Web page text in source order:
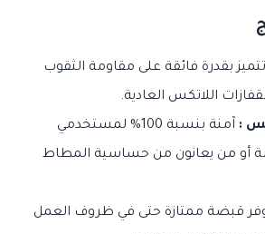
تتميز بقدرة فائقة على مقاومة الثقوب
اللاتكس العادية.
:
آمنة بنسبة 100% لمستخدمي
أو من يعانون من حساسية المطاط
قبضة ممتازة حتى في ظروف العمل